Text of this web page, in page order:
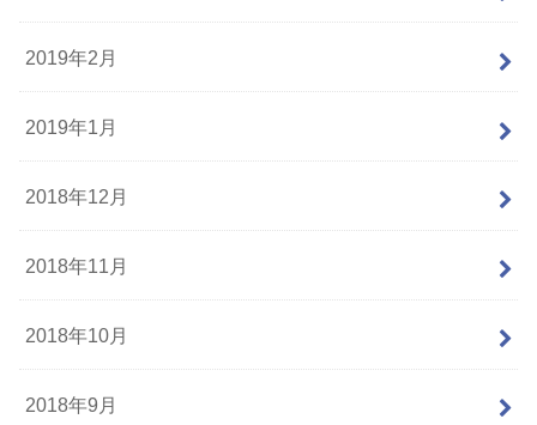
2019年2月
2019年1月
2018年12月
2018年11月
2018年10月
2018年9月